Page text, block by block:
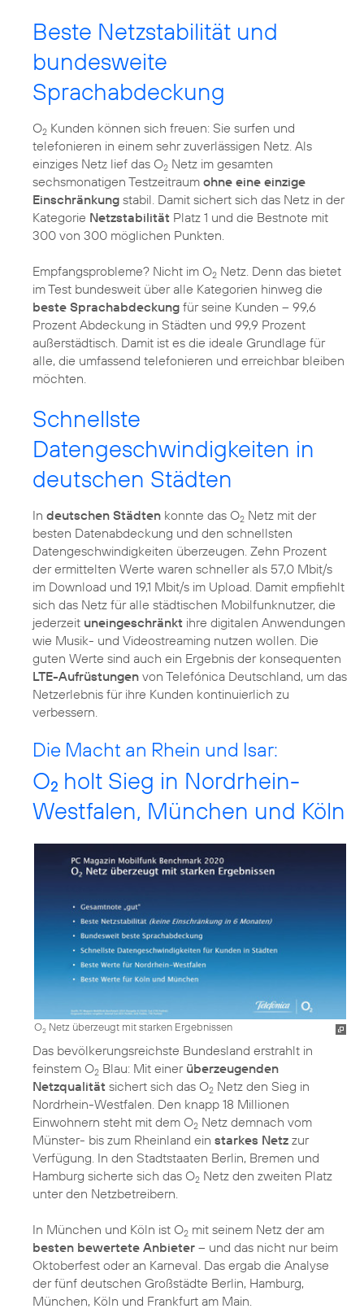
Beste Netzstabilität und
bundesweite
Sprachabdeckung
O2 Kunden können sich freuen: Sie surfen und
telefonieren in einem sehr zuverlässigen Netz. Als
einziges Netz lief das O2 Netz im gesamten
sechsmonatigen Testzeitraum ohne eine einzige
Einschränkung stabil. Damit sichert sich das Netz in der
Kategorie Netzstabilität Platz 1 und die Bestnote mit
300 von 300 möglichen Punkten.
Empfangsprobleme? Nicht im O2 Netz. Denn das bietet
im Test bundesweit über alle Kategorien hinweg die
beste Sprachabdeckung für seine Kunden – 99,6
Prozent Abdeckung in Städten und 99,9 Prozent
außerstädtisch. Damit ist es die ideale Grundlage für
alle, die umfassend telefonieren und erreichbar bleiben
Schnellste
Datengeschwindigkeiten in
deutschen Städten
In deutschen Städten konnte das O2 Netz mit der
besten Datenabdeckung und den schnellsten
Datengeschwindigkeiten überzeugen. Zehn Prozent
der ermittelten Werte waren schneller als 57,0 Mbit/s
im Download und 19,1 Mbit/s im Upload. Damit empfiehlt
sich das Netz für alle städtischen Mobilfunknutzer, die
jederzeit uneingeschränkt ihre digitalen Anwendungen
wie Musik- und Videostreaming nutzen wollen. Die
guten Werte sind auch ein Ergebnis der konsequenten
LTE-Aufrüstungen von Telefónica Deutschland, um das
Netzerlebnis für ihre Kunden kontinuierlich zu
Die Macht an Rhein und Isar:
O2 holt Sieg in Nordrhein-
Westfalen, München und Köln
O2 Netz überzeugt mit starken Ergebnissen
Das bevölkerungsreichste Bundesland erstrahlt in
feinstem O2 Blau: Mit einer überzeugenden
Netzqualität sichert sich das O2 Netz den Sieg in
Nordrhein-Westfalen. Den knapp 18 Millionen
Einwohnern steht mit dem O2 Netz demnach vom
Münster- bis zum Rheinland ein starkes Netz zur
Verfügung. In den Stadtstaaten Berlin, Bremen und
Hamburg sicherte sich das O2 Netz den zweiten Platz
unter den Netzbetreibern.
In München und Köln ist O2 mit seinem Netz der am
besten bewertete Anbieter – und das nicht nur beim
Oktoberfest oder an Karneval. Das ergab die Analyse
der fünf deutschen Großstädte Berlin, Hamburg,